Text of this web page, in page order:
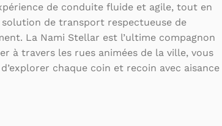
de conduite fluide et agile, tout en
de transport respectueuse de
La Nami Stellar est l’ultime compagnon
à travers les rues animées de la ville, vous
chaque coin et recoin avec aisance